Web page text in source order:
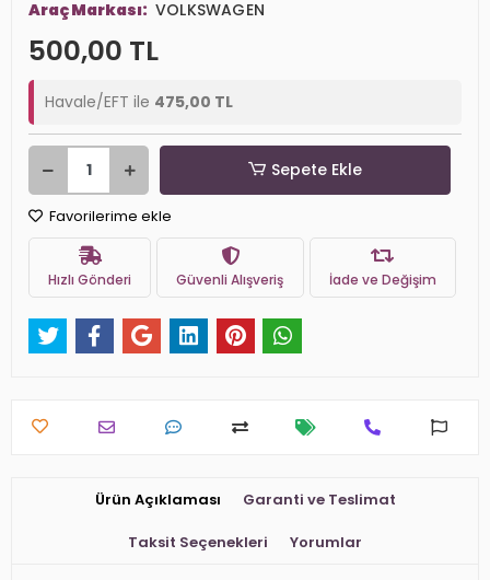
Araç Markası: VOLKSWAGEN
500,00 TL
Havale/EFT ile 475,00 TL
Sepete Ekle
Favorilerime ekle
Hızlı Gönderi Güvenli Alışveriş İade ve Değişim
Ürün Açıklaması Garanti ve Teslimat
Taksit Seçenekleri Yorumlar